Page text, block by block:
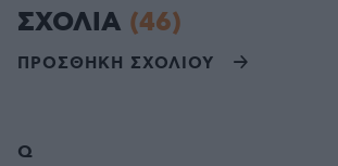
ΣΧΟΛΙΑ (46)
ΠΡΟΣΘΗΚΗ ΣΧΟΛΙΟΥ
Q